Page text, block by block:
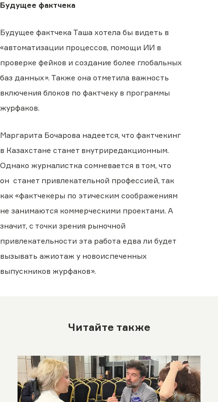
Будущее фактчека
Будущее фактчека Таша хотела бы видеть в
«автоматизации процессов, помощи ИИ в
проверке фейков и создание более глобальных
баз данных». Также она отметила важность
включения блоков по фактчеку в программы
журфаков.
Маргарита Бочарова надеется, что фактчекинг
в Казахстане станет внутриредакционным.
Однако журналистка сомневается в том, что
он станет привлекательной профессией, так
как «фактчекеры по этическим соображениям
не занимаются коммерческими проектами. А
значит, с точки зрения рыночной
привлекательности эта работа едва ли будет
вызывать ажиотаж у новоиспеченных
выпускников журфаков».
Читайте также